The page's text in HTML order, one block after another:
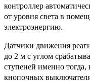
контроллер
от уровня света в
электроэнергию.
Датчики движения
до 2 м с углом
ступеней именно
кнопочных